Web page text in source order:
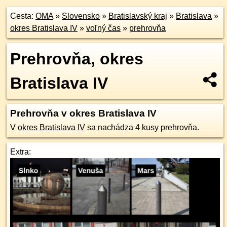
Cesta: OMA» Slovensko » Bratislavský kraj » Bratislava »
okres Bratislava IV » voľný čas » prehrovňa
Prehrovňa, okres
Bratislava IV
Prehrovňa v okres Bratislava IV
V okres Bratislava IV sa nachádza 4 kusy prehrovňa.
Extra: